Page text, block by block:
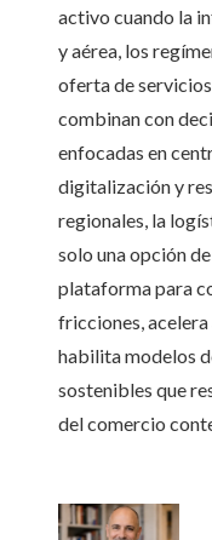
activo cuando la
y aérea, los
oferta de
combinan con
enfocadas en
digitalización y
regionales, la
solo una opción
plataforma para
fricciones,
habilita modelos
sostenibles que
del comercio